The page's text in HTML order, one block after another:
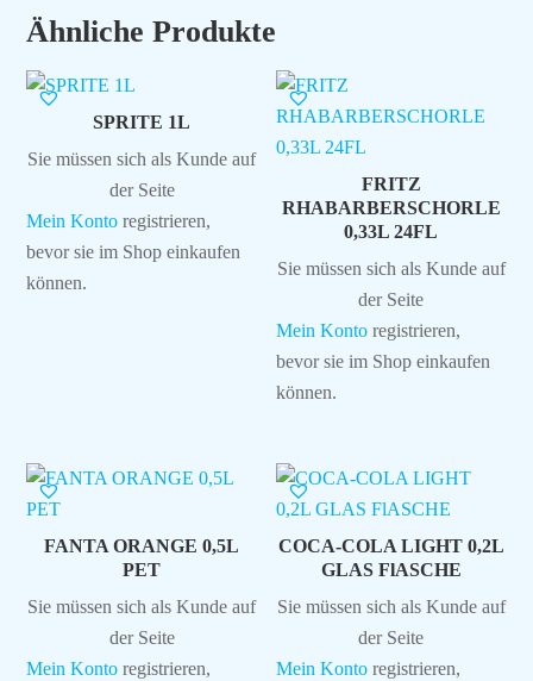
Ähnliche Produkte
SPRITE 1L
Sie müssen sich als Kunde auf
der Seite
Mein Konto registrieren,
bevor sie im Shop einkaufen
können.
FRITZ
RHABARBERSCHORLE
0,33L 24FL
Sie müssen sich als Kunde auf
der Seite
Mein Konto registrieren,
bevor sie im Shop einkaufen
können.
FANTA ORANGE 0,5L
PET
Sie müssen sich als Kunde auf
der Seite
Mein Konto registrieren,
COCA-COLA LIGHT 0,2L
GLAS FlASCHE
Sie müssen sich als Kunde auf
der Seite
Mein Konto registrieren,